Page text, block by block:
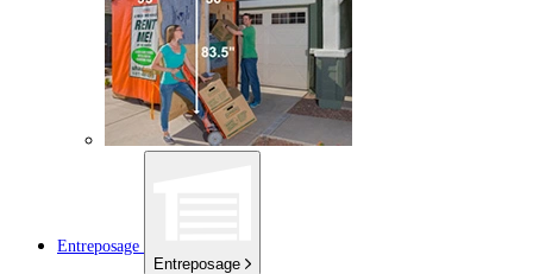
Entreposage
Entreposage